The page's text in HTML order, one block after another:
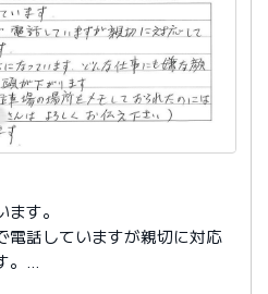
す。
電話していますが親切に対応